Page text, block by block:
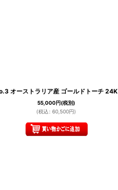
オーストラリア産 ゴールドトーチ 24K
55,000円(税別)
(税込 : 60,500円)